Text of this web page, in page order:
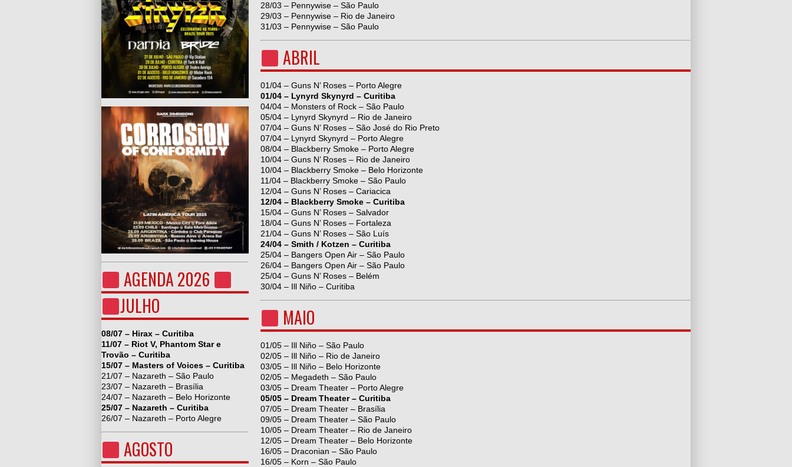
AGENDA 2026
JULHO
08/07 – Hirax – Curitiba
11/07 – Riot V, Phantom Star e
Trovão – Curitiba
15/07 – Masters of Voices – Curitiba
21/07 – Nazareth – São Paulo
23/07 – Nazareth – Brasília
24/07 – Nazareth – Belo Horizonte
25/07 – Nazareth – Curitiba
26/07 – Nazareth – Porto Alegre
AGOSTO
28/03 – Pennywise – São Paulo
29/03 – Pennywise – Rio de Janeiro
31/03 – Pennywise – São Paulo
ABRIL
01/04 – Guns N’ Roses – Porto Alegre
01/04 – Lynyrd Skynyrd – Curitiba
04/04 – Monsters of Rock – São Paulo
05/04 – Lynyrd Skynyrd – Rio de Janeiro
07/04 – Guns N’ Roses – São José do Rio Preto
07/04 – Lynyrd Skynyrd – Porto Alegre
08/04 – Blackberry Smoke – Porto Alegre
10/04 – Guns N’ Roses – Rio de Janeiro
10/04 – Blackberry Smoke – Belo Horizonte
11/04 – Blackberry Smoke – São Paulo
12/04 – Guns N’ Roses – Cariacica
12/04 – Blackberry Smoke – Curitiba
15/04 – Guns N’ Roses – Salvador
18/04 – Guns N’ Roses – Fortaleza
21/04 – Guns N’ Roses – São Luís
24/04 – Smith / Kotzen – Curitiba
25/04 – Bangers Open Air – São Paulo
26/04 – Bangers Open Air – São Paulo
25/04 – Guns N’ Roses – Belém
30/04 – Ill Niño – Curitiba
MAIO
01/05 – Ill Niño – São Paulo
02/05 – Ill Niño – Rio de Janeiro
03/05 – Ill Niño – Belo Horizonte
02/05 – Megadeth – São Paulo
03/05 – Dream Theater – Porto Alegre
05/05 – Dream Theater – Curitiba
07/05 – Dream Theater – Brasília
09/05 – Dream Theater – São Paulo
10/05 – Dream Theater – Rio de Janeiro
12/05 – Dream Theater – Belo Horizonte
16/05 – Draconian – São Paulo
16/05 – Korn – São Paulo